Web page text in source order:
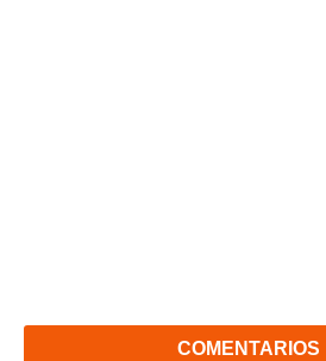
COMENTARIOS